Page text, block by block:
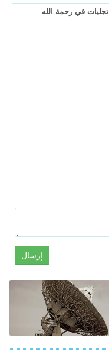
تجليات في رحمة الله
إرسال